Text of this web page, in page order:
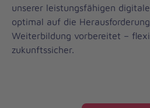
unserer leistungsfähigen
optimal auf die
Weiterbildung vorbereitet –
zukunftssicher.